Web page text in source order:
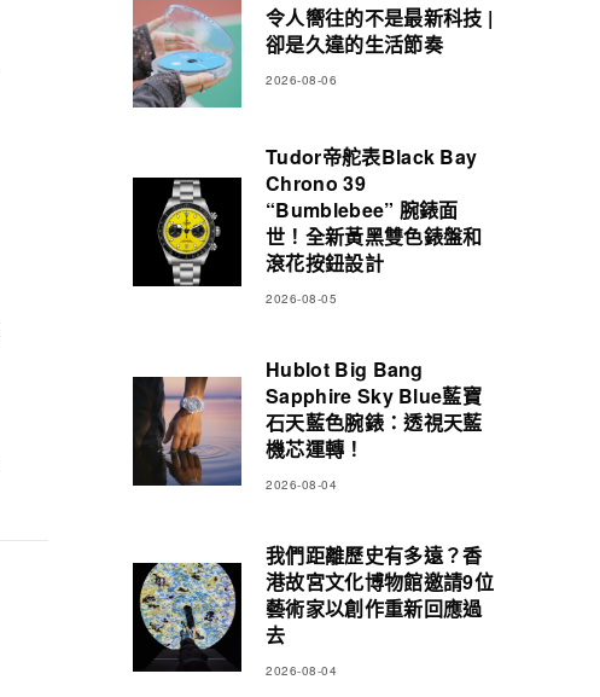
令人嚮往的不是最新科技 |
卻是久違的生活節奏
2026-08-06
Tudor帝舵表Black Bay
Chrono 39
“Bumblebee” 腕錶面
世！全新黃黑雙色錶盤和
滾花按鈕設計
2026-08-05
Hublot Big Bang
Sapphire Sky Blue藍寶
石天藍色腕錶：透視天藍
機芯運轉！
2026-08-04
我們距離歷史有多遠？香
港故宮文化博物館邀請9位
藝術家以創作重新回應過
去
2026-08-04